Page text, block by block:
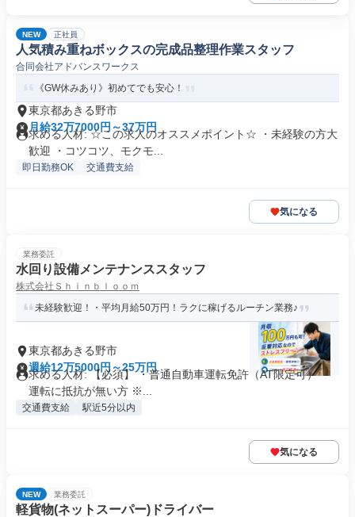
NEW 正社員
人気積み重ねボックスの完成品整理作業スタッフ
合同会社アドバンスワークス
《GW休みあり》初めてでも安心！
東京都あきる野市
月給32万7000円～37万円
求める人材: ☆この求人のオススメポイント☆ ・未経験の方大
歓迎 ・コツコツ、モクモ...
即日勤務OK 交通費支給
気になる
業務委託
水回り設備メンテナンススタッフ
株式会社Ｓｈｉｎｂｌｏｏｍ
未経験歓迎！・平均月給50万円！ラクに稼げるルーチン業務♪
東京都あきる野市
週給12万5000円～25万円
求める人材: 【必須】 ・普通自動車運転免許（AT限定可） ・
運転に抵抗が無い方 ※...
交通費支給 駅近5分以内
気になる
NEW 業務委託
軽貨物(ネットスーパー)ドライバー